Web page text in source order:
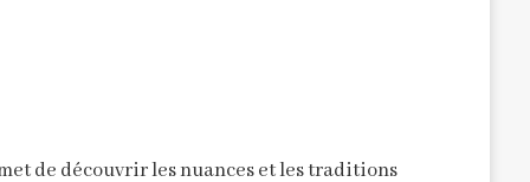
de découvrir les nuances et les traditions